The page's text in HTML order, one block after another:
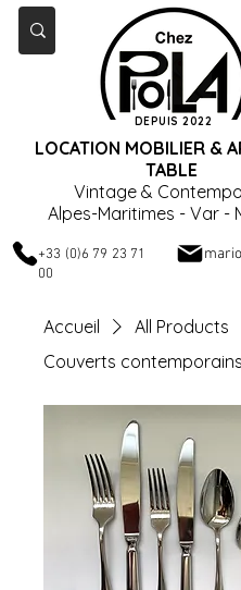
+33 (0)6 79 23 71
00
LOCATION MOBILIER &
TABLE
Vintage &
Alpes-Maritimes - Var -
DEPUIS 2022
Accueil
All Products
Couverts contemporains